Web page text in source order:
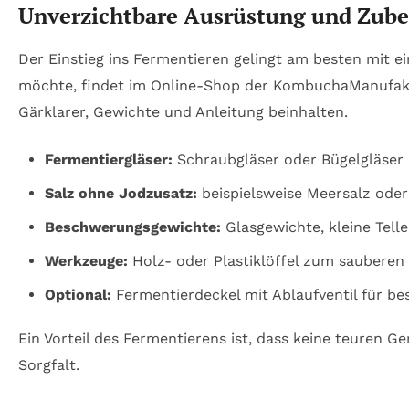
Unverzichtbare Ausrüstung und
Der Einstieg ins Fermentieren gelingt am besten mit
möchte, findet im Online-Shop der
Gärklarer, Gewichte und Anleitung beinhalten.
Fermentiergläser: Schraubgläser oder
Salz ohne Jodzusatz: beispielsweise Meersalz
Beschwerungsgewichte: Glasgewichte, kleine
Werkzeuge: Holz- oder Plastiklöffel zum
Optional: Fermentierdeckel mit Ablaufventil für
Ein Vorteil des Fermentierens ist, dass keine teuren
Sorgfalt.